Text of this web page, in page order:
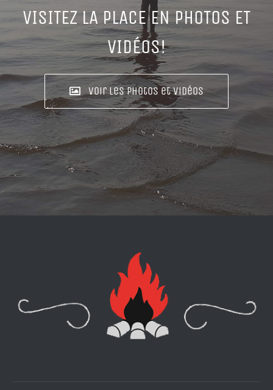
VISITEZ LA PLACE EN PHOTOS ET
VIDÉOS!
Voir les photos et vidéos